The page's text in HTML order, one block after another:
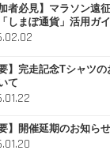
加者必見】マラソン遠
しまぽ通貨」活用ガ
要】完走記念Tシャツ
て
要】開催延期のお知ら